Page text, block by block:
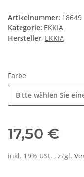
Artikelnummer: 18649
Kategorie: EKKIA
Hersteller: EKKIA
Farbe
Bitte wählen Sie
17,50 €
inkl. 19% USt. , zzgl.